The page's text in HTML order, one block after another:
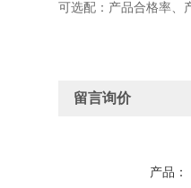
可选配：产品合格率、
留言询价
产品：